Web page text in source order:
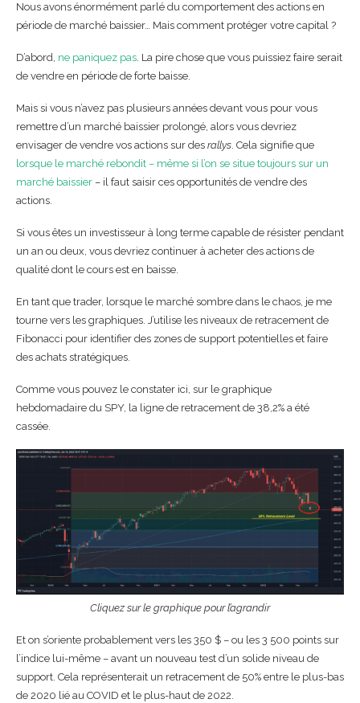
Nous avons énormément parlé du comportement des actions en
période de marché baissier… Mais comment protéger votre capital ?
D’abord, ne paniquez pas. La pire chose que vous puissiez faire serait
de vendre en période de forte baisse.
Mais si vous n’avez pas plusieurs années devant vous pour vous
remettre d’un marché baissier prolongé, alors vous devriez
envisager de vendre vos actions sur des rallys. Cela signifie que
lorsque le marché rebondit – même si l’on se situe toujours sur un
marché baissier – il faut saisir ces opportunités de vendre des
actions.
Si vous êtes un investisseur à long terme capable de résister pendant
un an ou deux, vous devriez continuer à acheter des actions de
qualité dont le cours est en baisse.
En tant que trader, lorsque le marché sombre dans le chaos, je me
tourne vers les graphiques. J’utilise les niveaux de retracement de
Fibonacci pour identifier des zones de support potentielles et faire
des achats stratégiques.
Comme vous pouvez le constater ici, sur le graphique
hebdomadaire du SPY, la ligne de retracement de 38,2% a été
cassée.
Cliquez sur le graphique pour l’agrandir
Et on s’oriente probablement vers les 350 $ – ou les 3 500 points sur
l’indice lui-même – avant un nouveau test d’un solide niveau de
support. Cela représenterait un retracement de 50% entre le plus-bas
de 2020 lié au COVID et le plus-haut de 2022.